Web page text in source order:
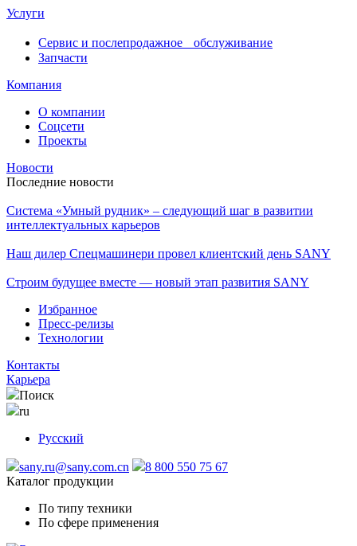
Услуги
Сервис и послепродажное обслуживание
Запчасти
Компания
О компании
Соцсети
Проекты
Новости
Последние новости
Система «Умный рудник» – следующий шаг в развитии
интеллектуальных карьеров
Наш дилер Спецмашинери провел клиентский день SANY
Строим будущее вместе — новый этап развития SANY
Избранное
Пресс-релизы
Технологии
Контакты
Карьера
Поиск
ru
Русский
sany.ru@sany.com.cn
8 800 550 75 67
Каталог продукции
По типу техники
По сфере применения